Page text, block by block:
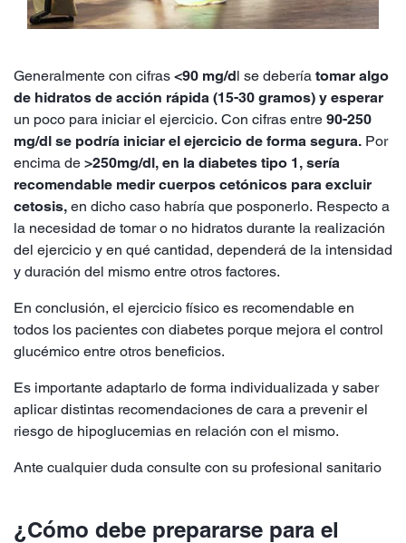
Generalmente con cifras <90 mg/dl se debería tomar algo
de hidratos de acción rápida (15-30 gramos) y esperar
un poco para iniciar el ejercicio. Con cifras entre 90-250
mg/dl se podría iniciar el ejercicio de forma segura. Por
encima de >250mg/dl, en la diabetes tipo 1, sería
recomendable medir cuerpos cetónicos para excluir
cetosis, en dicho caso habría que posponerlo. Respecto a
la necesidad de tomar o no hidratos durante la realización
del ejercicio y en qué cantidad, dependerá de la intensidad
y duración del mismo entre otros factores.
En conclusión, el ejercicio físico es recomendable en
todos los pacientes con diabetes porque mejora el control
glucémico entre otros beneficios.
Es importante adaptarlo de forma individualizada y saber
aplicar distintas recomendaciones de cara a prevenir el
riesgo de hipoglucemias en relación con el mismo.
Ante cualquier duda consulte con su profesional sanitario
¿Cómo debe prepararse para el